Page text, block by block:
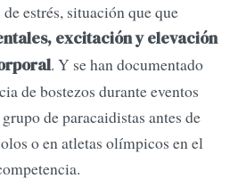
estrés, situación que que
excitación y elevación
. Y se han documentado
de bostezos durante eventos
de paracaidistas antes de
o en atletas olímpicos en el